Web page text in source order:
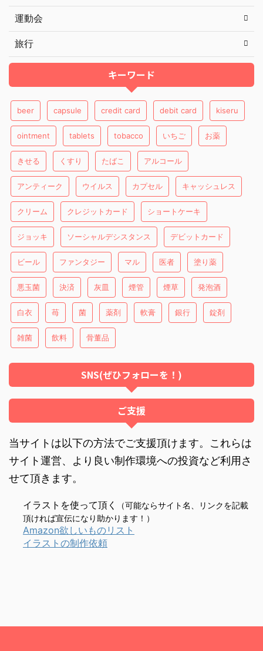
運動会
旅行
キーワード
beer capsule credit card debit card kiseru
ointment tablets tobacco いちご お薬
きせる くすり たばこ アルコール
アンティーク ウイルス カプセル キャッシュレス
クリーム クレジットカード ショートケーキ
ジョッキ ソーシャルデシスタンス デビットカード
ビール ファンタジー マル 医者 塗り薬
悪玉菌 決済 灰皿 煙管 煙草 発泡酒
白衣 苺 菌 薬剤 軟膏 銀行 錠剤
雑菌 飲料 骨董品
SNS(ぜひフォローを！)
ご支援
当サイトは以下の方法でご支援頂けます。これらは
サイト運営、より良い制作環境への投資など利用さ
せて頂きます。
イラストを使って頂く
（可能ならサイト名、リンクを記載
頂ければ宣伝になり助かります！）
Amazon欲しいものリスト
イラストの制作依頼